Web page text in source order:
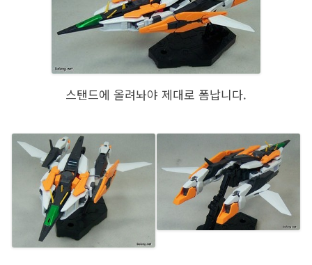
스탠드에 올려놔야 제대로 폼납니다.